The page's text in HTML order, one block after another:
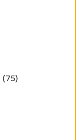
(75)